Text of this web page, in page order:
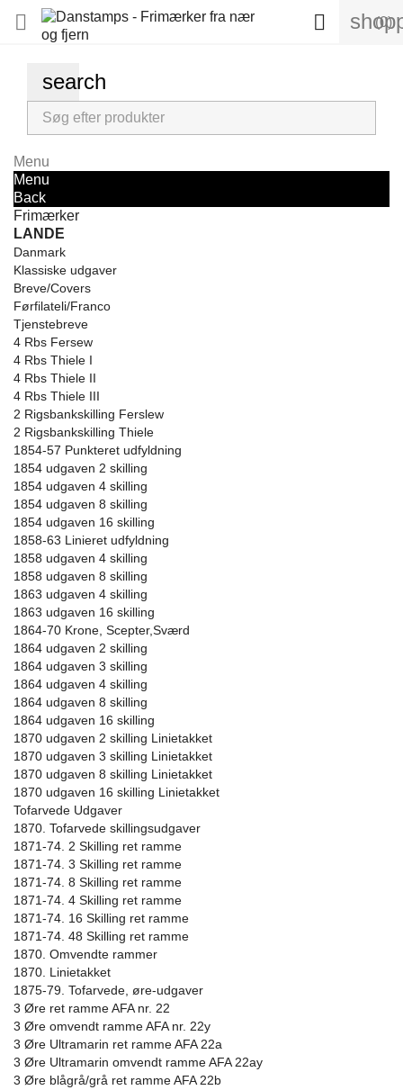
 (0)

search
Menu
Menu
Back
Frimærker
LANDE
Danmark
Klassiske udgaver
Breve/Covers
Førfilateli/Franco
Tjenstebreve
4 Rbs Fersew
4 Rbs Thiele I
4 Rbs Thiele II
4 Rbs Thiele III
2 Rigsbankskilling Ferslew
2 Rigsbankskilling Thiele
1854-57 Punkteret udfyldning
1854 udgaven 2 skilling
1854 udgaven 4 skilling
1854 udgaven 8 skilling
1854 udgaven 16 skilling
1858-63 Linieret udfyldning
1858 udgaven 4 skilling
1858 udgaven 8 skilling
1863 udgaven 4 skilling
1863 udgaven 16 skilling
1864-70 Krone, Scepter,Sværd
1864 udgaven 2 skilling
1864 udgaven 3 skilling
1864 udgaven 4 skilling
1864 udgaven 8 skilling
1864 udgaven 16 skilling
1870 udgaven 2 skilling Linietakket
1870 udgaven 3 skilling Linietakket
1870 udgaven 8 skilling Linietakket
1870 udgaven 16 skilling Linietakket
Tofarvede Udgaver
1870. Tofarvede skillingsudgaver
1871-74. 2 Skilling ret ramme
1871-74. 3 Skilling ret ramme
1871-74. 8 Skilling ret ramme
1871-74. 4 Skilling ret ramme
1871-74. 16 Skilling ret ramme
1871-74. 48 Skilling ret ramme
1870. Omvendte rammer
1870. Linietakket
1875-79. Tofarvede, øre-udgaver
3 Øre ret ramme AFA nr. 22
3 Øre omvendt ramme AFA nr. 22y
3 Øre Ultramarin ret ramme AFA 22a
3 Øre Ultramarin omvendt ramme AFA 22ay
3 Øre blågrå/grå ret ramme AFA 22b